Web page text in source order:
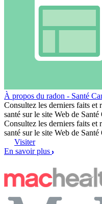
À propos du radon - Santé
Consultez les derniers faits et
santé sur le site Web de Santé
Consultez les derniers faits et
santé sur le site Web de Santé
Visiter
En savoir plus